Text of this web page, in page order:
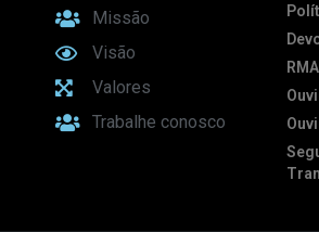
Missão
Visão
Valores
Trabalhe conosco
RMA